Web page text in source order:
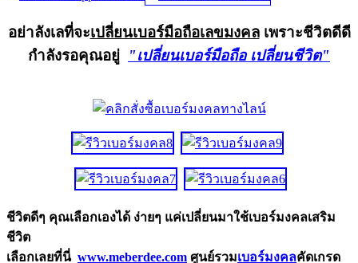
อย่าลังเลที่จะเปลี่ยนเบอร์มือถือเลขมงคลเพราะชีวิตดีดี
กำลังรอคุณอยู่
"เปลี่ยนเบอร์มือถือ เปลี่ยนชีวิต"
ชีวิตดีๆ คุณเลือกเองได้ ง่ายๆ แค่เปลี่ยนมาใช้เบอร์มงคลเสริม
ชีวิต
เลือกเลยที่นี่ www.meberdee.com ศูนย์รวมเบอร์มงคลคัดเกรด